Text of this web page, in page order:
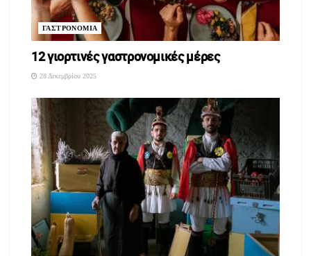
με ειδικές εκπαιδευτικές ανάγκες, ηλικίας 7-12 ετών.
ΙΙ.Σώμα εν Κινήσειμε θέμα τον Σύγχρονο Χορό για
εφήβους, ηλικίας 12-15 ετών
Το πρόγραμμα διαρκεί από τις4 Οκτωβρίου 2021 έως
και 5 Ιουνίου 2022 και
περιλαμβάνει 6 εργαστηριακούς κύκλους. Ο κάθε κύκλος
διαρκεί 5 εβδομάδες.
1οςκύκλος: 4/10 – 7/11/2021
2οςκύκλος: 8/11 – 12/12/2021
3οςκύκλος: 13/12 – 19/12/2021 & 10/1/2022 – 6/2/2022
ΓΑΣΤΡΟΝΟΜΙΑ
12 γιορτινές γαστρονομικές μέρες
28 Δεκεμβρίου 2025